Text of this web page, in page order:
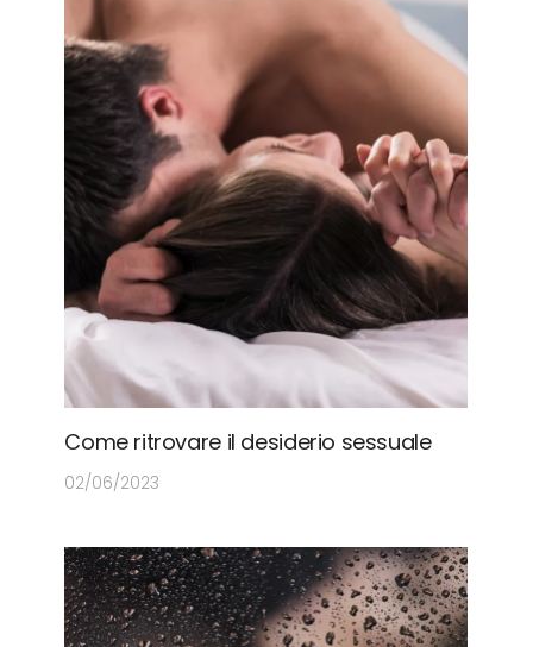
Come ritrovare il desiderio sessuale
02/06/2023